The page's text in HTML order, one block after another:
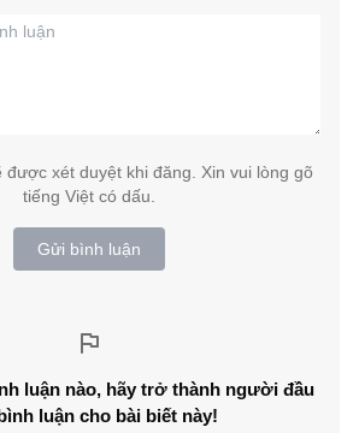
được xét duyệt khi đăng. Xin vui lòng gõ
tiếng Việt có dấu.
Gửi bình luận
luận nào, hãy trở thành người đầu
luận cho bài biết này!